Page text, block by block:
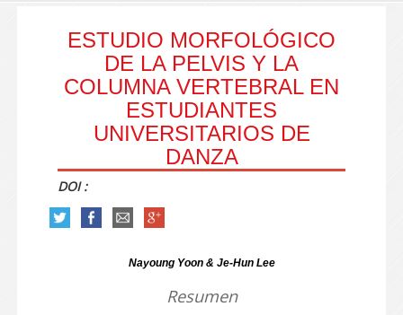
ESTUDIO MORFOLÓGICO
DE LA PELVIS Y LA
COLUMNA VERTEBRAL EN
ESTUDIANTES
UNIVERSITARIOS DE
DANZA
DOI :
Nayoung Yoon & Je-Hun Lee
Resumen